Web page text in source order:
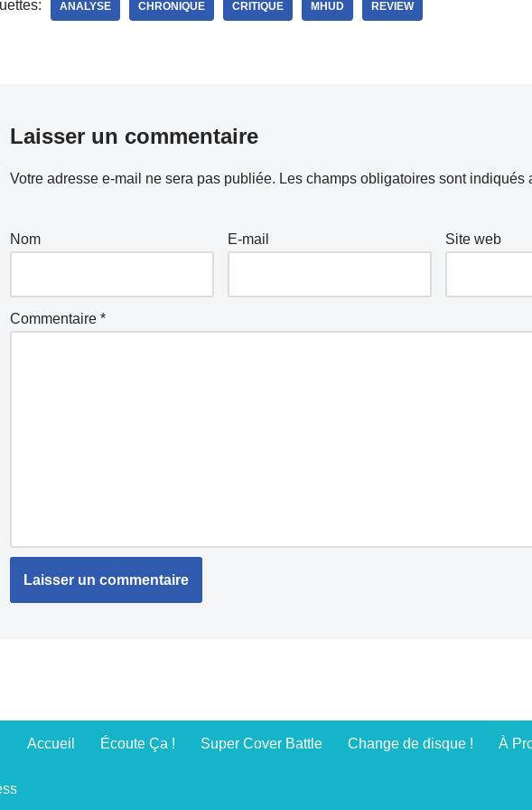
ANALYSE CHRONIQUE CRITIQUE MHUD REVIEW
Laisser un commentaire
Votre adresse e-mail ne sera pas publiée. Les champs obligatoires sont indiqués
Nom E-mail Site web
Commentaire *
Accueil Écoute Ça ! Super Cover Battle Change de disque ! À